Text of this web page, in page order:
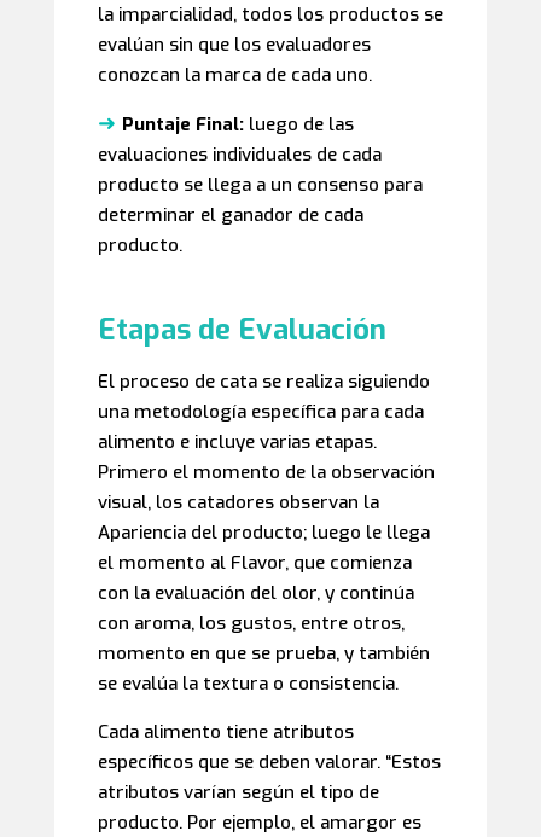
la imparcialidad, todos los productos se
evalúan sin que los evaluadores
conozcan la marca de cada uno.
➜ Puntaje Final:luego de las
evaluaciones individuales de cada
producto se llega a un consenso para
determinar el ganador de cada
producto.
Etapas de Evaluación
El proceso de cata se realiza siguiendo
una metodología específica para cada
alimento e incluye varias etapas.
Primero el momento de la observación
visual, los catadores observan la
Apariencia del producto; luego le llega
el momento al Flavor, que comienza
con la evaluación del olor, y continúa
con aroma, los gustos, entre otros,
momento en que se prueba, y también
se evalúa la textura o consistencia.
Cada alimento tiene atributos
específicos que se deben valorar. “Estos
atributos varían según el tipo de
producto. Por ejemplo, el amargor es